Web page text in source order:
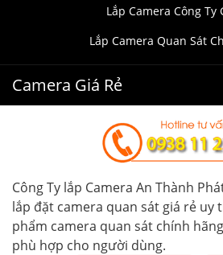
Lắp Camera Công Ty
Lắp Camera Quan Sát
Camera Giá Rẻ
Công Ty lắp Camera An Thành
lắp đặt camera quan sát giá rẻ uy
phẩm camera quan sát chính
phù hợp cho người dùng.